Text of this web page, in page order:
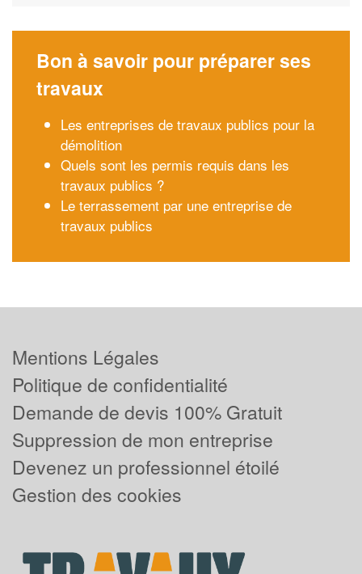
Bon à savoir pour préparer ses
travaux
Les entreprises de travaux publics pour la
démolition
Quels sont les permis requis dans les
travaux publics ?
Le terrassement par une entreprise de
travaux publics
Mentions Légales
Politique de confidentialité
Demande de devis 100% Gratuit
Suppression de mon entreprise
Devenez un professionnel étoilé
Gestion des cookies